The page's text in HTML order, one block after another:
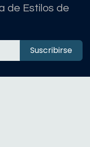
de Estilos de
Suscribirse